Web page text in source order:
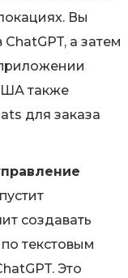
Вы
а затем
также
для заказа
создавать
текстовым
Это